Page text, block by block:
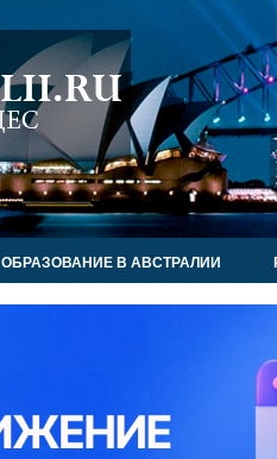
ОБРАЗОВАНИЕ В АВСТРАЛИИ